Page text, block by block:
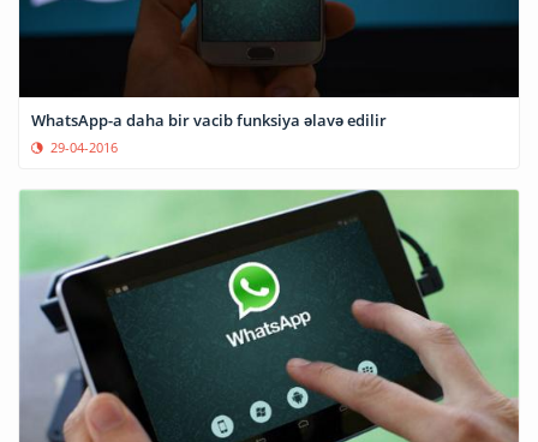
WhatsApp-a daha bir vacib funksiya əlavə edilir
29-04-2016